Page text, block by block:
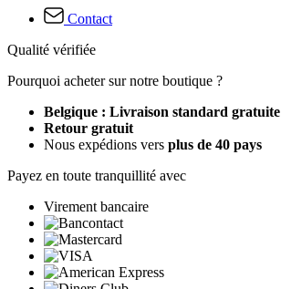
Contact
Qualité vérifiée
Pourquoi acheter sur notre boutique ?
Belgique : Livraison standard gratuite
Retour gratuit
Nous expédions vers plus de 40 pays
Payez en toute tranquillité avec
Virement bancaire